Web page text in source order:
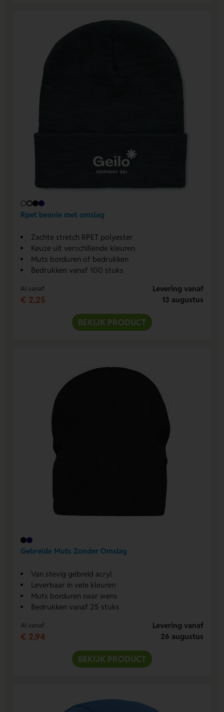
Rpet beanie met omslag
Zachte stretch RPET polyester
Keuze uit verschillende kleuren
Muts borduren of bedrukken
Bedrukken vanaf 100 stuks
Al vanaf
€ 2,25
Levering vanaf
13 augustus
BEKIJK PRODUCT
Gebreide Muts Zonder Omslag
Van stevig gebreid acryl
Leverbaar in vele kleuren
Muts borduren naar wens
Bedrukken vanaf 25 stuks
Al vanaf
€ 2,94
Levering vanaf
26 augustus
BEKIJK PRODUCT